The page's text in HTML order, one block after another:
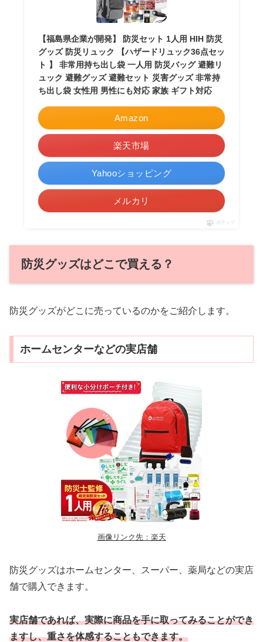
【福島県企業が開発】 防災セット 1人用 HIH 防災
グッズ 防災リュック 【ハザードリュック36点セッ
ト 】 非常用持ち出し袋 一人用 防災バッグ 避難リ
ュック 避難グッズ 避難セット 災害グッズ 非常持
ち出し袋 女性用 男性にも対応 家族 ギフト対応
Amazon
楽天市場
Yahooショッピング
メルカリ
ポチップ
防災グッズはどこで買える？
防災グッズがどこに売っているのかをご紹介します。
ホームセンターなどの実店舗
画像リンク先：楽天
防災グッズはホームセンター、スーパー、薬局などの実店
舗で購入できます。
実店舗であれば、実際に商品を手に取ってみることができ
ますし、重さを体感することもできます。